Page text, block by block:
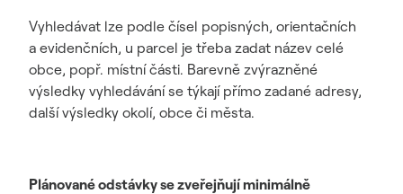
Vyhledávat lze podle čísel popisných, orientačních
a evidenčních, u parcel je třeba zadat název celé
obce, popř. místní části. Barevně zvýrazněné
výsledky vyhledávání se týkají přímo zadané adresy,
další výsledky okolí, obce či města.
Plánované odstávky se zveřejňují minimálně